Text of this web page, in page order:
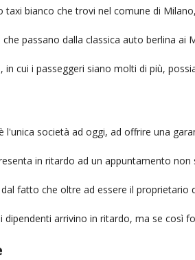
taxi bianco che trovi nel comune di
passano dalla classica auto berlina ai
in cui i passeggeri siano molti di più,
l'unica società ad oggi, ad offrire una
in ritardo ad un appuntamento non
fatto che oltre ad essere il
dipendenti arrivino in ritardo, ma se così